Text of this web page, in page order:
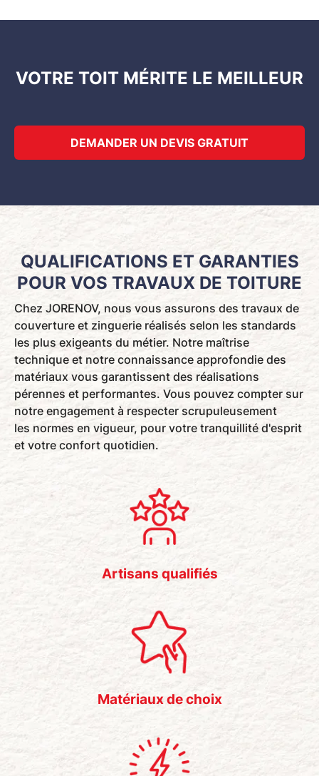
VOTRE TOIT MÉRITE LE MEILLEUR
DEMANDER UN DEVIS GRATUIT
QUALIFICATIONS ET GARANTIES
POUR VOS TRAVAUX DE TOITURE
Chez JORENOV, nous vous assurons des travaux de
couverture et zinguerie réalisés selon les standards
les plus exigeants du métier. Notre maîtrise
technique et notre connaissance approfondie des
matériaux vous garantissent des réalisations
pérennes et performantes. Vous pouvez compter sur
notre engagement à respecter scrupuleusement
les normes en vigueur, pour votre tranquillité d'esprit
et votre confort quotidien.
Artisans qualifiés
Matériaux de choix